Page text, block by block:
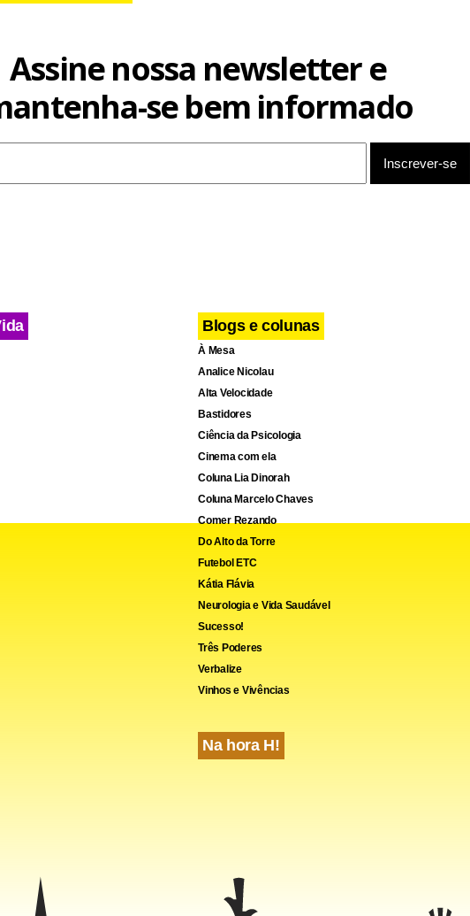
Assine nossa newsletter e
se bem informado
Blogs e colunas
À Mesa
Analice Nicolau
Alta Velocidade
Bastidores
Ciência da Psicologia
Cinema com ela
Coluna Lia Dinorah
Coluna Marcelo Chaves
Comer Rezando
Do Alto da Torre
Futebol ETC
Kátia Flávia
Neurologia e Vida Saudável
Sucesso!
Três Poderes
Verbalize
Vinhos e Vivências
Na hora H!